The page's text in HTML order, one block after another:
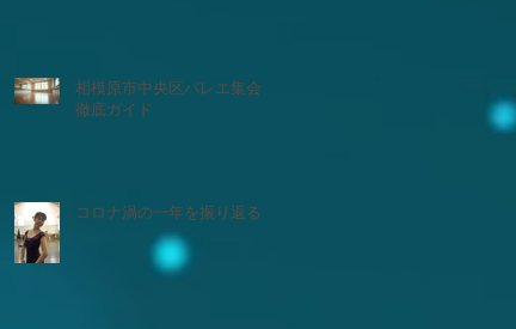
相模原市中央区バレエ集会
徹底ガイド
コロナ渦の一年を振り返る